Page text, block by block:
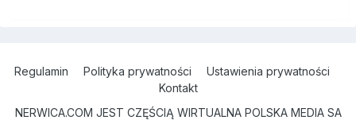
Regulamin Polityka prywatności
Ustawienia prywatności
Kontakt
NERWICA.COM JEST CZĘŚCIĄ WIRTUALNA POLSKA MEDIA SA